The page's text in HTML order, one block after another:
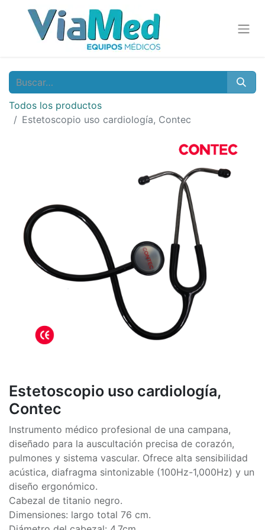
Todos los productos
Estetoscopio uso cardiología, Contec
Estetoscopio uso cardiología,
Contec
Instrumento médico profesional de una campana,
diseñado para la auscultación precisa de corazón,
pulmones y sistema vascular. Ofrece alta sensibilidad
acústica, diafragma sintonizable (100Hz-1,000Hz) y un
diseño ergonómico.
Cabezal de titanio negro.
Dimensiones: largo total 76 cm.